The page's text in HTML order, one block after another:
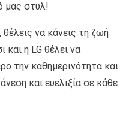
μας στυλ!
να κάνεις τη ζωή
η LG θέλει να
την καθημερινότητα και
και ευελιξία σε κάθε